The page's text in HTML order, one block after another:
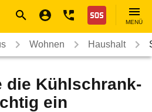
Nothilfe
MENÜ
Wohnen Haushalt
die Kühlschrank-
ein